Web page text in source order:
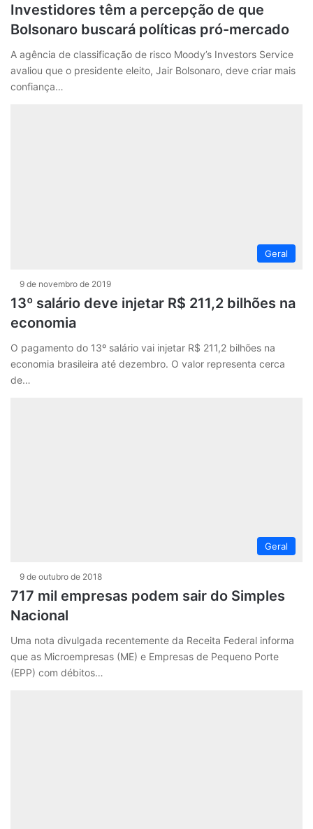
Investidores têm a percepção de que
Bolsonaro buscará políticas pró-mercado
A agência de classificação de risco Moody’s Investors Service
avaliou que o presidente eleito, Jair Bolsonaro, deve criar mais
confiança…
Geral
9 de novembro de 2019
13º salário deve injetar R$ 211,2 bilhões na
economia
O pagamento do 13º salário vai injetar R$ 211,2 bilhões na
economia brasileira até dezembro. O valor representa cerca
de…
Geral
9 de outubro de 2018
717 mil empresas podem sair do Simples
Nacional
Uma nota divulgada recentemente da Receita Federal informa
que as Microempresas (ME) e Empresas de Pequeno Porte
(EPP) com débitos…